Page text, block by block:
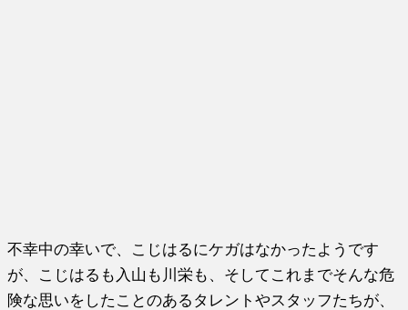
不幸中の幸いで、こじはるにケガはなかったようです
が、こじはるも入山も川栄も、そしてこれまでそんな危
険な思いをしたことのあるタレントやスタッフたちが、